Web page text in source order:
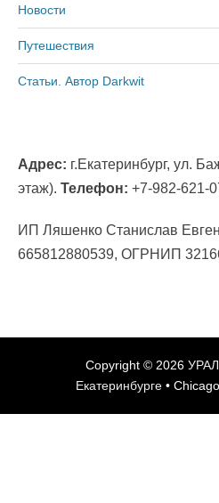
Новости
Путешествия
Статьи. Автор Darkwit
Адрес: г.Екатеринбург, ул.
этаж). Телефон: +7-982-621-
ИП Ляшенко Станислав
665812880539, ОГРНИП
Copyright © 2026
Екатеринбурге •